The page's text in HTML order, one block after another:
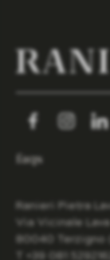
faqs
Ranieri Pietra
Via Vicinale
80040 Terzigno
T +39 081 5292162